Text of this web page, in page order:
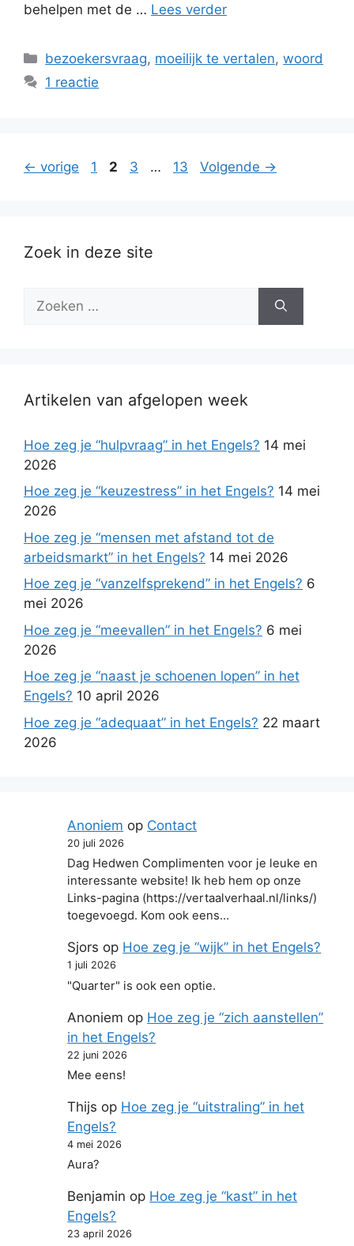
behelpen met de … Lees verder
Categorieën
bezoekersvraag, moeilijk te vertalen,woord
1 reactie
← vorige Pagina
1 Pagina
2 Pagina
3 … Pagina
13 Volgende →
Zoek in deze site
naar:
Artikelen van afgelopen week
Hoe zeg je “hulpvraag” in het Engels? 14 mei
2026
Hoe zeg je “keuzestress” in het Engels? 14 mei
2026
Hoe zeg je “mensen met afstand tot de
arbeidsmarkt” in het Engels? 14 mei 2026
Hoe zeg je “vanzelfsprekend” in het Engels? 6
mei 2026
Hoe zeg je “meevallen” in het Engels? 6 mei
2026
Hoe zeg je “naast je schoenen lopen” in het
Engels? 10 april 2026
Hoe zeg je “adequaat” in het Engels? 22 maart
2026
Anoniem op Contact
20 juli 2026
Dag Hedwen Complimenten voor je leuke en
interessante website! Ik heb hem op onze
Links-pagina (https://vertaalverhaal.nl/links/)
toegevoegd. Kom ook eens…
Sjors op Hoe zeg je “wijk” in het Engels?
1 juli 2026
"Quarter" is ook een optie.
Anoniem op Hoe zeg je “zich aanstellen”
in het Engels?
22 juni 2026
Mee eens!
Thijs op Hoe zeg je “uitstraling” in het
Engels?
4 mei 2026
Aura?
Benjamin op Hoe zeg je “kast” in het
Engels?
23 april 2026